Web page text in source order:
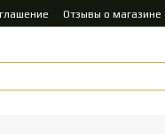
Отзывы о магазине